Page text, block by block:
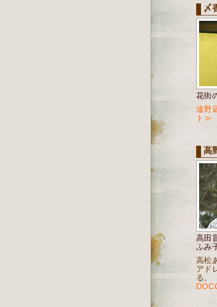
〆
花街
遠野
ト≫
高
高田
ふみ
高松
アド
る。